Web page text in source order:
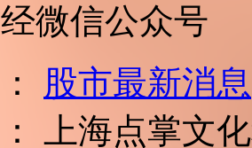
微信公众号
股市最新消息
上海点掌文